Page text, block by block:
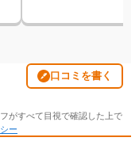
口コミを書く
がすべて目視で確認した上で
ー